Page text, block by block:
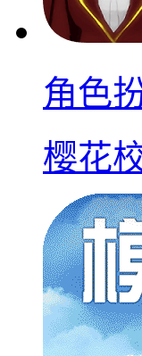
角色
樱花